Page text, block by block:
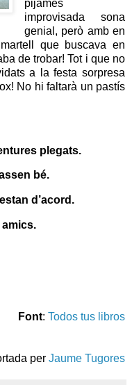
pijames
improvisada sona
genial, però amb en
que buscava en
de trobar! Tot i que no
a la festa sorpresa
No hi faltarà un pastís
plegats.
bé.
d’acord.
Font: Todos tus libros
per Jaume Tugores